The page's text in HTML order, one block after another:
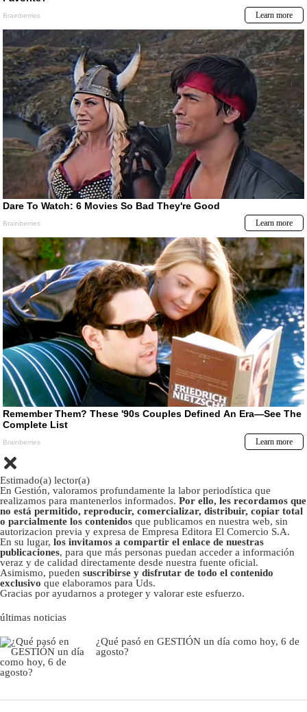
Estimado(a) lector(a)
En Gestión, valoramos profundamente la labor periodística que
realizamos para mantenerlos informados. Por ello, les recordamos que
no está permitido, reproducir, comercializar, distribuir, copiar total
o parcialmente los contenidos que publicamos en nuestra web, sin
autorizacion previa y expresa de Empresa Editora El Comercio S.A.
En su lugar, los invitamos a compartir el enlace de nuestras
publicaciones, para que más personas puedan acceder a información
veraz y de calidad directamente desde nuestra fuente oficial.
Asimismo, pueden suscribirse y disfrutar de todo el contenido
exclusivo que elaboramos para Uds.
Gracias por ayudarnos a proteger y valorar este esfuerzo.
últimas noticias
¿Qué pasó en GESTIÓN un día como hoy, 6 de
agosto?